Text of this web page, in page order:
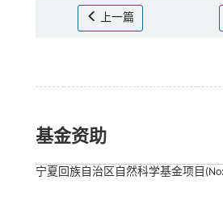
上一篇
基金资助
宁夏回族自治区自然科学基金项目